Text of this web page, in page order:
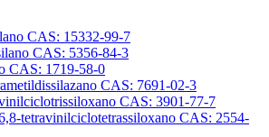
CAS: 15332-99-7
CAS: 5356-84-3
CAS: 1719-58-0
CAS: 7691-02-3
CAS: 3901-77-7
tetravinilciclotetrassiloxano CAS: 2554-